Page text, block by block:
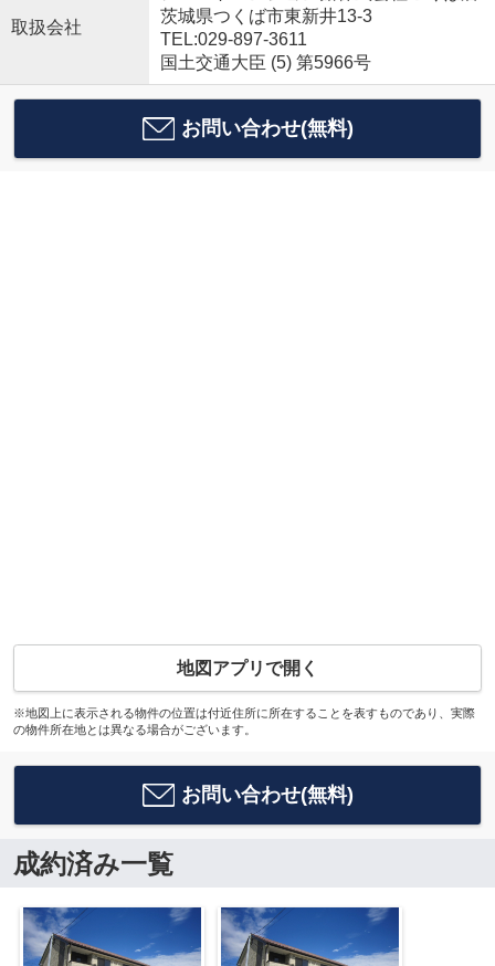
取扱会社
茨城県つくば市東新井13-3
TEL:029-897-3611
国土交通大臣 (5) 第5966号
お問い合わせ(無料)
地図アプリで開く
※地図上に表示される物件の位置は付近住所に所在することを表すものであり、実際
の物件所在地とは異なる場合がございます。
お問い合わせ(無料)
成約済み一覧